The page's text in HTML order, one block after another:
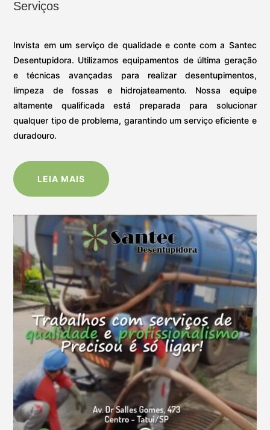
Serviços
Invista em um serviço de qualidade e conte com a Santec
Desentupidora. Utilizamos equipamentos de última geração
e técnicas avançadas para realizar desentupimentos,
limpeza de fossas e hidrojateamento. Nossa equipe
altamente qualificada está preparada para solucionar
qualquer tipo de problema, garantindo um serviço eficiente e
duradouro.
LEIA MAIS